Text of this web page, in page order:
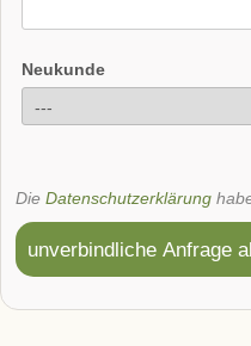
Neukunde
Die Datenschutzerklärung
unverbindliche Anfrage